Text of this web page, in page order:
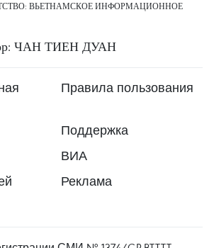
ВЬЕТНАМСКОЕ ИНФОРМАЦИОННОЕ
ЧАН ТИЕН ДУАН
Правила пользования
Поддержка
ВИА
Реклама